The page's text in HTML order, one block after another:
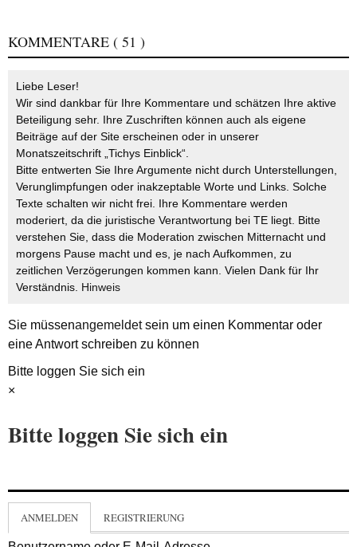
KOMMENTARE ( 51 )
Liebe Leser!
Wir sind dankbar für Ihre Kommentare und schätzen Ihre aktive
Beteiligung sehr. Ihre Zuschriften können auch als eigene
Beiträge auf der Site erscheinen oder in unserer
Monatszeitschrift „Tichys Einblick“.
Bitte entwerten Sie Ihre Argumente nicht durch Unterstellungen,
Verunglimpfungen oder inakzeptable Worte und Links. Solche
Texte schalten wir nicht frei. Ihre Kommentare werden
moderiert, da die juristische Verantwortung bei TE liegt. Bitte
verstehen Sie, dass die Moderation zwischen Mitternacht und
morgens Pause macht und es, je nach Aufkommen, zu
zeitlichen Verzögerungen kommen kann. Vielen Dank für Ihr
Verständnis. Hinweis
Sie müssenangemeldetsein um einen Kommentar oder
eine Antwort schreiben zu können
Bitte loggen Sie sich ein
×
Bitte loggen Sie sich ein
ANMELDEN REGISTRIERUNG